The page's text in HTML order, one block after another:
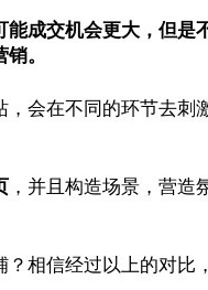
能成交机会更大，但
。
，会在不同的环节去
，并且构造场景，营造
相信经过以上的对比